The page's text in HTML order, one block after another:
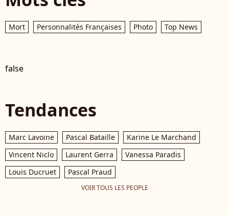
Mort Personnalités Françaises Photo Top News
false
Tendances
Marc Lavoine Pascal Bataille
Karine Le Marchand
Vincent Niclo
Laurent Gerra
Vanessa Paradis
Louis Ducruet
Pascal Praud
VOIR TOUS LES PEOPLE